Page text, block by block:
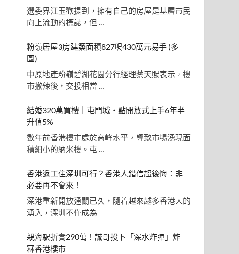
選委界江玉歡提到，擁有自己的房屋是基層市民
向上流動的標誌，但 …
粉嶺居屋3房建築面積827呎430萬元易手 (多
圖)
中原地產粉嶺碧湖花園分行經理蔡天賜表示，樓
市撤辣後，交投相當 …
結婚320萬買樓｜屯門城‧點開放式上手6年半
升值5%
數年前香港樓市處於高峰水平，導致市場湧現面
積細小的納米樓。屯 …
香港返工住深圳可行？香港人錯信超後悔：非
必要再不會來！
深港重新開放通關已久，隨着越來越多香港人的
湧入，深圳不僅成為 …
親海駅折實290萬！誠哥投下「深水炸彈」炸
冧香港樓市